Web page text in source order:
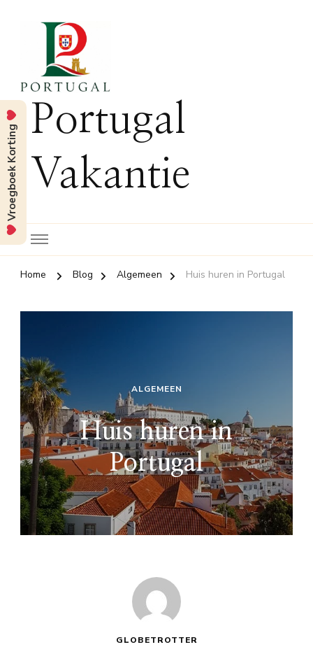
Portugal
Vakantie
Home Blog Algemeen Huis huren in Portugal
ALGEMEEN
Huis huren in
Portugal
GLOBETROTTER
Vroegboek Korting